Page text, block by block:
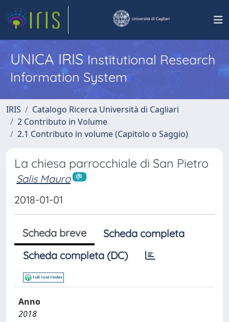
UNICA IRISInstitutional Research
Information System
IRIS
Catalogo Ricerca Università di Cagliari
2 Contributo in Volume
2.1 Contributo in volume (Capitolo o Saggio)
La chiesa parrocchiale di San Pietro
Salis Mauro
2018-01-01
Scheda breve
Scheda completa
Scheda completa (DC)
Anno
2018